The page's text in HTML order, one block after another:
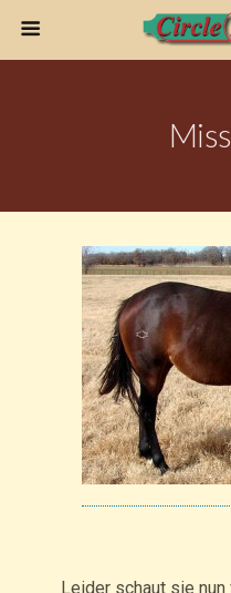
Leider schaut sie